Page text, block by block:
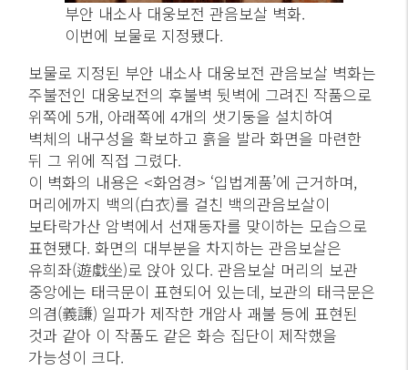
부안 내소사 대웅보전 관음보살 벽화.
이번에 보물로 지정됐다.
보물로 지정된 부안 내소사 대웅보전 관음보살 벽화는
주불전인 대웅보전의 후불벽 뒷벽에 그려진 작품으로
위쪽에 5개, 아래쪽에 4개의 샛기둥을 설치하여
벽체의 내구성을 확보하고 흙을 발라 화면을 마련한
뒤 그 위에 직접 그렸다.
이 벽화의 내용은 <화엄경> ‘입법계품’에 근거하며,
머리에까지 백의(白衣)를 걸친 백의관음보살이
보타락가산 암벽에서 선재동자를 맞이하는 모습으로
표현됐다. 화면의 대부분을 차지하는 관음보살은
유희좌(遊戱坐)로 앉아 있다. 관음보살 머리의 보관
중앙에는 태극문이 표현되어 있는데, 보관의 태극문은
의겸(義謙) 일파가 제작한 개암사 괘불 등에 표현된
것과 같아 이 작품도 같은 화승 집단이 제작했을
가능성이 크다.